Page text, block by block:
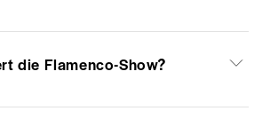
die Flamenco-Show?